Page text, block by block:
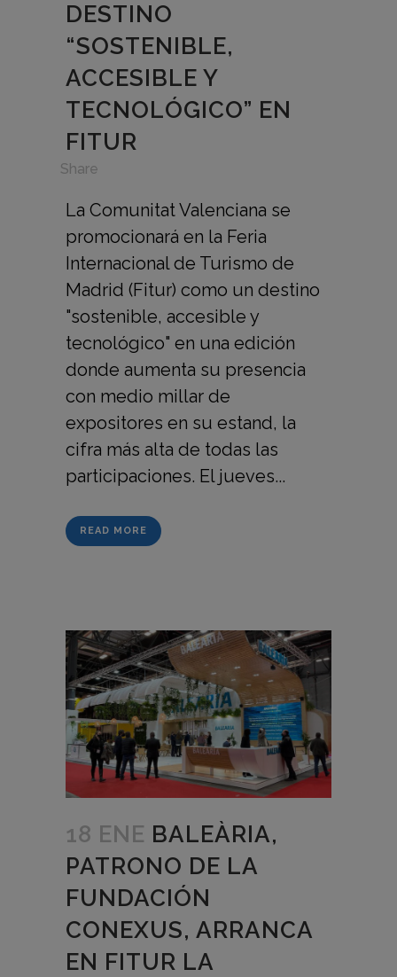
DESTINO
“SOSTENIBLE,
ACCESIBLE Y
TECNOLÓGICO” EN
FITUR
Share
La Comunitat Valenciana se
promocionará en la Feria
Internacional de Turismo de
Madrid (Fitur) como un destino
"sostenible, accesible y
tecnológico" en una edición
donde aumenta su presencia
con medio millar de
expositores en su estand, la
cifra más alta de todas las
participaciones. El jueves...
READ MORE
18 ENE BALEÀRIA,
PATRONO DE LA
FUNDACIÓN
CONEXUS, ARRANCA
EN FITUR LA